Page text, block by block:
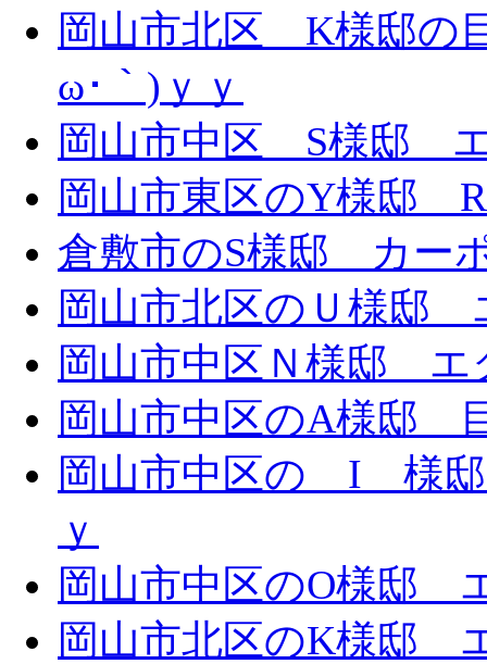
岡山市北区 K様邸の
ω･｀)ｙｙ
岡山市中区 S様邸 エ
岡山市東区のY様邸
倉敷市のS様邸 カー
岡山市北区のＵ様邸
岡山市中区Ｎ様邸 エ
岡山市中区のA様邸
岡山市中区の I 様
ｙ
岡山市中区のO様邸
岡山市北区のK様邸